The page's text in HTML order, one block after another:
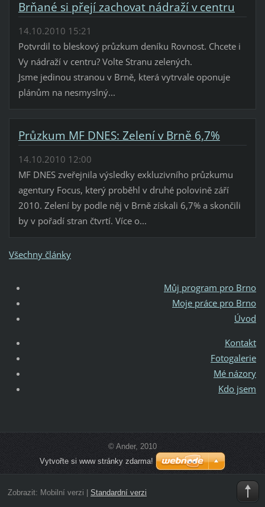
Brňané si přejí zachovat nádraží v centru
14.10.2010 15:21
Potvrdil to bleskový průzkum deníku Rovnost. Chcete i
Vy nádraží v centru? Volte Stranu zelených.
Jsme jedinou stranou v Brně, která vytrvale oponuje
plánům na nesmyslný...
Průzkum MF DNES: Zelení v Brně 6,7%
14.10.2010 12:00
MF DNES zveřejnila výsledky exkluzivního průzkumu
agentury Focus, který proběhl v druhé polovině září
2010. Zelení by podle něj v Brně získali 6,7% a skončili
by v pořadí stran čtvrtí. Více o...
Všechny články
Můj program pro Brno
Moje práce pro Brno
Úvod
Kontakt
Fotogalerie
Mé názory
Kdo jsem
© Ander, 2010
Vytvořte si www stránky zdarma!
Zobrazit: Mobilní verzi | Standardní verzi